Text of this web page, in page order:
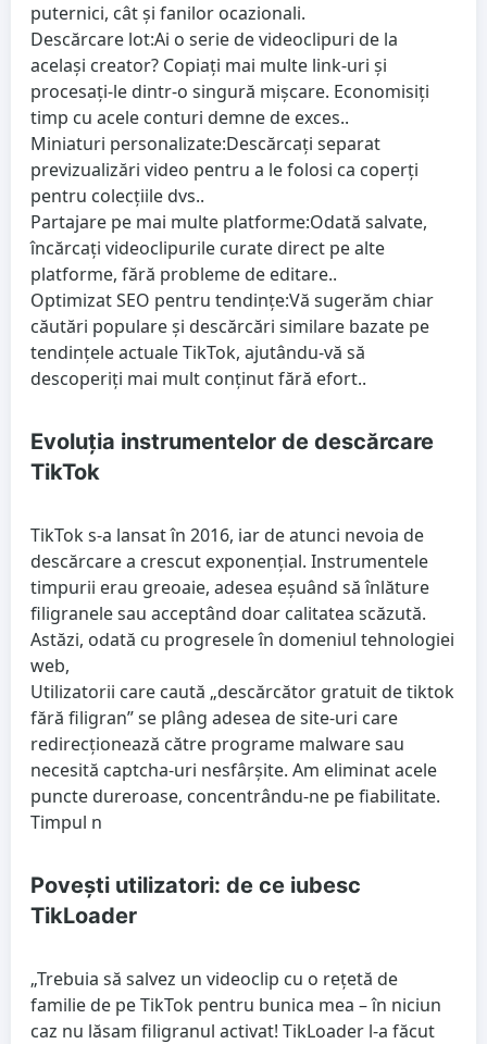
puternici, cât și fanilor ocazionali.
Descărcare lot:Ai o serie de videoclipuri de la
același creator? Copiați mai multe link-uri și
procesați-le dintr-o singură mișcare. Economisiți
timp cu acele conturi demne de exces..
Miniaturi personalizate:Descărcați separat
previzualizări video pentru a le folosi ca coperți
pentru colecțiile dvs..
Partajare pe mai multe platforme:Odată salvate,
încărcați videoclipurile curate direct pe alte
platforme, fără probleme de editare..
Optimizat SEO pentru tendințe:Vă sugerăm chiar
căutări populare și descărcări similare bazate pe
tendințele actuale TikTok, ajutându-vă să
descoperiți mai mult conținut fără efort..
Evoluția instrumentelor de descărcare
TikTok
TikTok s-a lansat în 2016, iar de atunci nevoia de
descărcare a crescut exponențial. Instrumentele
timpurii erau greoaie, adesea eșuând să înlăture
filigranele sau acceptând doar calitatea scăzută.
Astăzi, odată cu progresele în domeniul tehnologiei
web,
Utilizatorii care caută „descărcător gratuit de tiktok
fără filigran” se plâng adesea de site-uri care
redirecționează către programe malware sau
necesită captcha-uri nesfârșite. Am eliminat acele
puncte dureroase, concentrându-ne pe fiabilitate.
Timpul n
Povești utilizatori: de ce iubesc
TikLoader
„Trebuia să salvez un videoclip cu o rețetă de
familie de pe TikTok pentru bunica mea – în niciun
caz nu lăsam filigranul activat! TikLoader l-a făcut